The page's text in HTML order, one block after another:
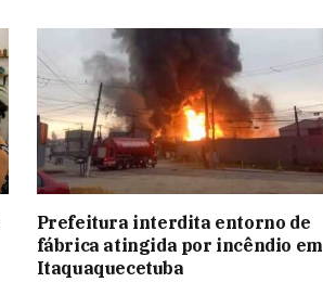
Prefeitura interdita entorno de
fábrica atingida por incêndio em
Itaquaquecetuba